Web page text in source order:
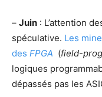
– Juin : L’attention
spéculative. Les
des FPGA (field-
logiques
dépassés pas les